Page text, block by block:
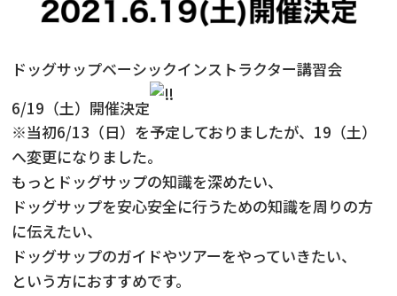
ドッグサップベーシックインストラクター講習会
6/19（土）開催決定
※当初6/13（日）を予定しておりましたが、19（土）
へ変更になりました。
もっとドッグサップの知識を深めたい、
ドッグサップを安心安全に行うための知識を周りの方
に伝えたい、
ドッグサップのガイドやツアーをやっていきたい、
という方におすすめです。